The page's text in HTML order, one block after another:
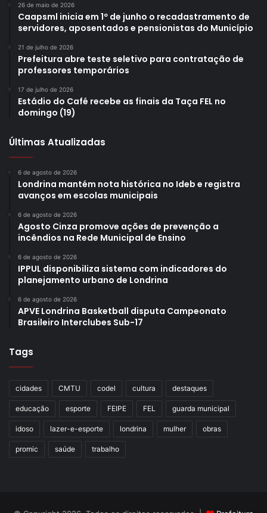
26 de maio de 2026
Caapsml inicia em 1º de junho o recadastramento de
servidores, aposentados e pensionistas do Município
21 de julho de 2026
Prefeitura abre teste seletivo para contratação de
professores temporários
17 de julho de 2026
Estádio do Café recebe as finais da Taça FEL no
domingo (19)
Últimas Atualizadas
6 de agosto de 2026
Londrina mantém nota histórica no Ideb e registra
avanços em escolas municipais
6 de agosto de 2026
Agosto Cinza promove ações de prevenção a
incêndios na Rede Municipal de Ensino
6 de agosto de 2026
IPPUL disponibiliza sistema com indicadores do
planejamento urbano de Londrina
6 de agosto de 2026
APVE Londrina Basketball disputa Campeonato
Brasileiro Interclubes Sub-17
Tags
cidades CMTU codel cultura destaques
educação esporte FEIPE FEL guarda municipal
idoso lazer-e-esporte londrina mulher obras
promic saúde trabalho